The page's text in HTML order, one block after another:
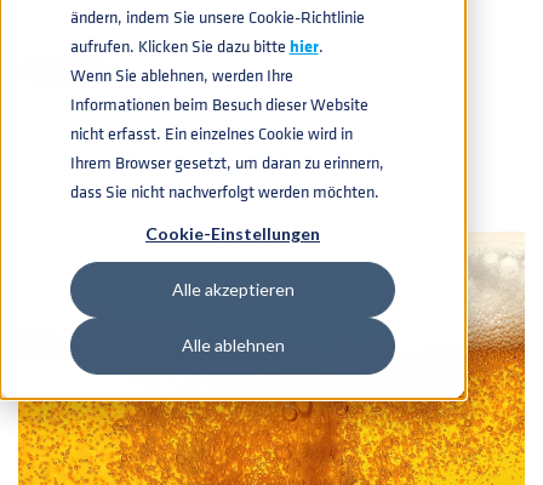
ändern, indem Sie unsere Cookie-Richtlinie
aufrufen. Klicken Sie dazu bitte hier.
Wenn Sie ablehnen, werden Ihre
Informationen beim Besuch dieser Website
nicht erfasst. Ein einzelnes Cookie wird in
Ihrem Browser gesetzt, um daran zu erinnern,
dass Sie nicht nachverfolgt werden möchten.
Cookie-Einstellungen
Alle akzeptieren
Alle ablehnen
PRODUKTE
NEUE PROZESSAUSRÜSTUNG-
PRODUKTLINIE VON THIELMANN